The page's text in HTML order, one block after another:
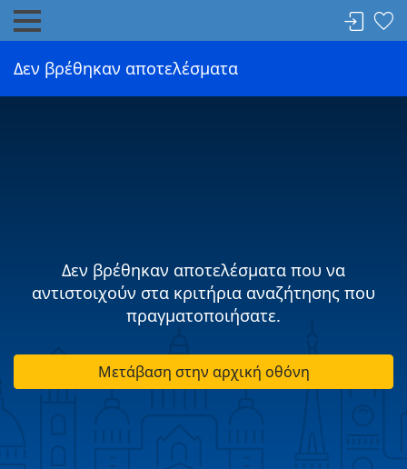
Δεν βρέθηκαν αποτελέσματα
Δεν βρέθηκαν αποτελέσματα που να
αντιστοιχούν στα κριτήρια αναζήτησης που
πραγματοποιήσατε.
Μετάβαση στην αρχική οθόνη